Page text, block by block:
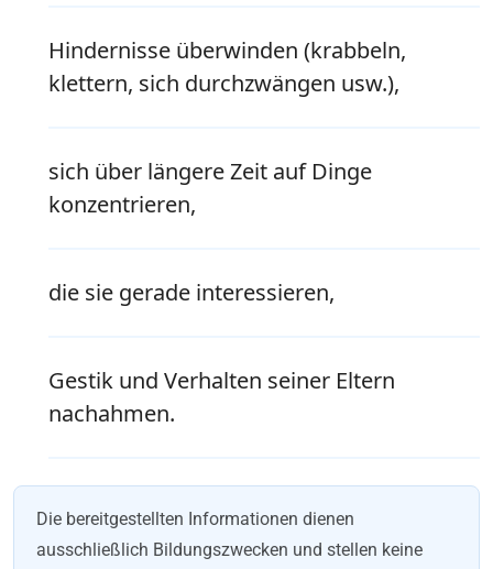
Hindernisse überwinden (krabbeln,
klettern, sich durchzwängen usw.),
sich über längere Zeit auf Dinge
konzentrieren,
die sie gerade interessieren,
Gestik und Verhalten seiner Eltern
nachahmen.
Die bereitgestellten Informationen dienen
ausschließlich Bildungszwecken und stellen keine